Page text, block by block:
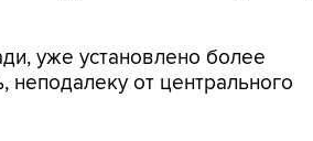
уже установлено более
неподалеку от центрального